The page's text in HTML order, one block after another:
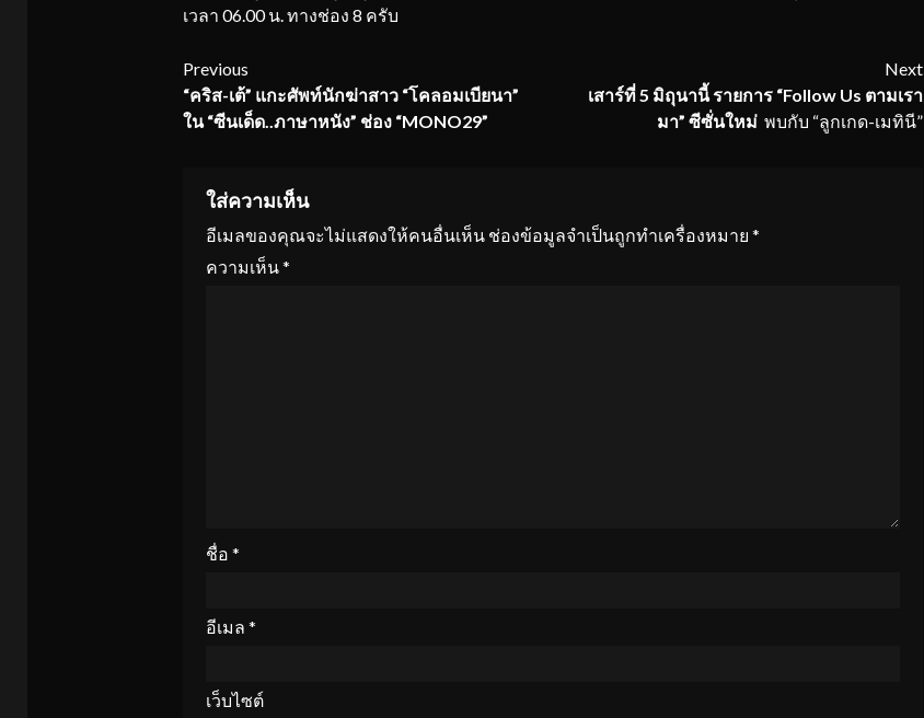
เวลา 06.00 น. ทางช่อง 8 ครับ
Continue
Reading
Previous
“คริส-เต้” แกะศัพท์นักฆ่าสาว “โคลอมเบียนา”
ใน “ซีนเด็ด..ภาษาหนัง” ช่อง “MONO29”
Next
เสาร์ที่5 มิถุนานี้ รายการ “Follow Us ตามเรา
มา” ซีซั่นใหม่ พบกับ “ลูกเกด-เมทินี”
ใส่ความเห็น
อีเมลของคุณจะไม่แสดงให้คนอื่นเห็น ช่องข้อมูลจำเป็นถูกทำเครื่องหมาย *
ความเห็น*
ชื่อ *
อีเมล *
เว็บไซต์